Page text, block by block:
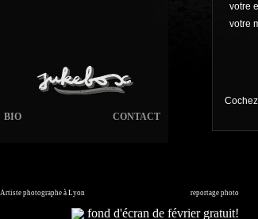
CONTACT
BIO
votre
votre
fond d'écran de février gratuit!
Artiste photographe à Lyon reportage photo